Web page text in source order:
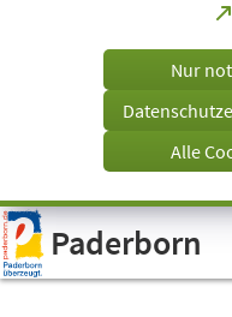
Visuelle
Assistenzsoftware
öffnen.
Nur
Alle
Paderborn